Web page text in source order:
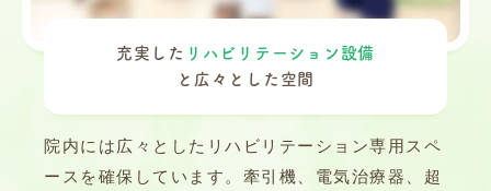
充実した リハビリテーション設備
と 広々とした空間
院内には広々としたリハビリテーション専用スペ
ースを確保しています。牽引機、電気治療器、超